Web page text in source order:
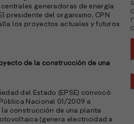
generadoras de energía
presidente del organismo, CPN
los proyectos actuales y futuros
de la construcción de una
del Estado (EPSE) convocó
Nacional 01/2009 a
construcción de una planta
(genera electricidad a